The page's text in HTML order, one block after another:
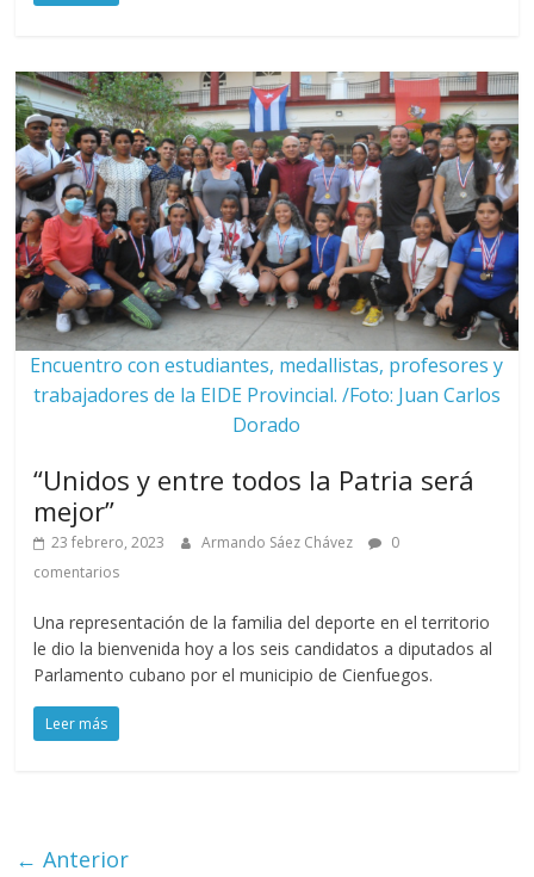
Encuentro con estudiantes, medallistas, profesores y
trabajadores de la EIDE Provincial. /Foto: Juan Carlos
Dorado
“Unidos y entre todos la Patria será
mejor”
23 febrero, 2023 Armando Sáez Chávez
0
comentarios
Una representación de la familia del deporte en el territorio
le dio la bienvenida hoy a los seis candidatos a diputados al
Parlamento cubano por el municipio de Cienfuegos.
Leer más
← Anterior